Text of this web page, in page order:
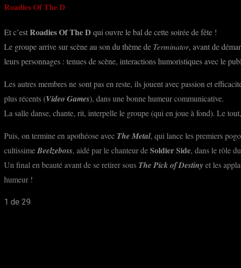
Roadies Of The D
Et c’estRoadies Of The D qui ouvre le bal de cette soirée de fête !
Le groupe arrive sur scène au son du thème de Terminator, avant de
leurs personnages : tenues de scène, interactions humoristiques avec le
Les autres membres ne sont pas en reste, ils jouent avec passion et
plus récents (Video Games), dans une bonne humeur communicative.
La salle danse, chante, rit, interpelle le groupe (qui en joue à fond). Le
Puis, on termine en apothéose avec The Metal, qui lance les premiers
cultissimeBeelzeboss, aidé par le chanteur deSoldier Side, dans le rôle
Un final en beauté avant de se retirer sous The Pick of Destinyet les
humeur !
1 de 29